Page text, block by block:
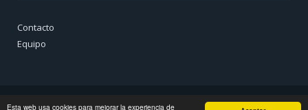
Esta web usa cookies para mejorar la experiencia de
Contacto
Equipo